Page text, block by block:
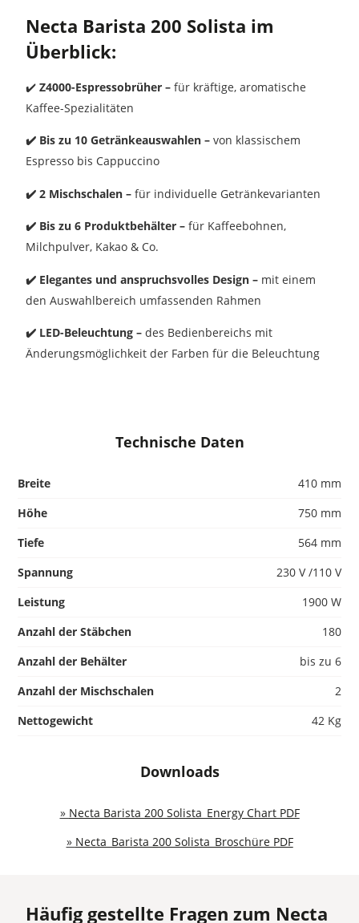
Necta Barista 200 Solista im
Überblick:
✔️Z4000-Espressobrüher – für kräftige, aromatische
Kaffee-Spezialitäten
✔️ Bis zu 10 Getränkeauswahlen – von klassischem
Espresso bis Cappuccino
✔️ 2 Mischschalen – für individuelle Getränkevarianten
✔️ Bis zu 6 Produktbehälter – für Kaffeebohnen,
Milchpulver, Kakao & Co.
✔️ Elegantes und anspruchsvolles Design – mit einem
den Auswahlbereich umfassenden Rahmen
✔️ LED-Beleuchtung – des Bedienbereichs mit
Änderungsmöglichkeit der Farben für die Beleuchtung
Technische Daten
Breite
410 mm
Höhe
750 mm
Tiefe
564 mm
Spannung
230 V /110 V
Leistung
1900 W
Anzahl der Stäbchen
180
Anzahl der Behälter
bis zu 6
Anzahl der Mischschalen
2
Nettogewicht
42 Kg
Downloads
» Necta Barista 200 Solista_Energy Chart PDF
» Necta_Barista 200 Solista_Broschüre PDF
Häufig gestellte Fragen zum Necta